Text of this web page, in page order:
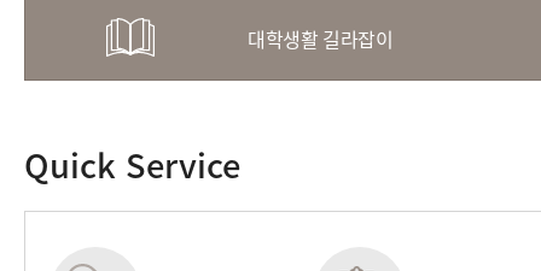
대학생활 길라잡이
Quick Service